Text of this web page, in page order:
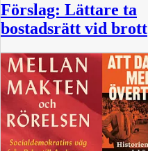
Förslag: Lättare ta
bostadsrätt vid brott